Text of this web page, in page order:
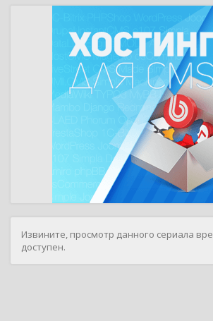
Извините, просмотр данного сериала
доступен.